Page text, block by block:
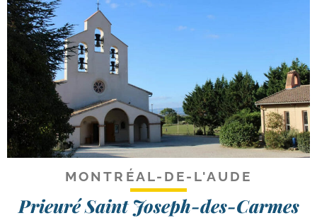
MONTRÉAL-DE-L'AUDE
Prieuré Saint Joseph-des-Carmes